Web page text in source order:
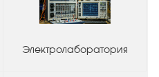
Электролаборатория